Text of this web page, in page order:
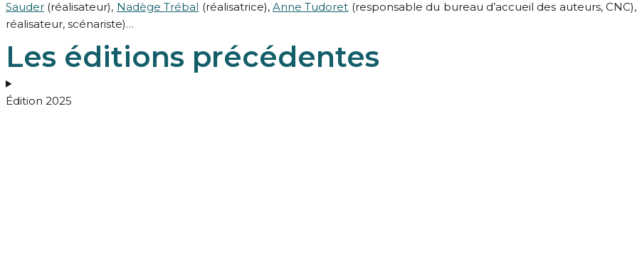
Sauder (réalisateur), Nadège Trébal (réalisatrice),Anne Tudoret (responsable du bureau d’accueil des auteurs, CNC),
réalisateur, scénariste)…
Les éditions précédentes
Édition 2025